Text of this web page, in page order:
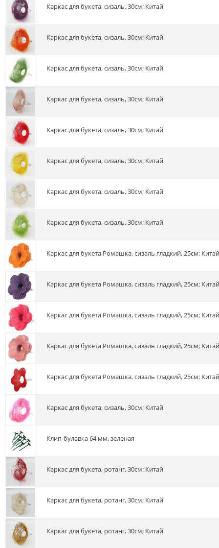
Каркас для букета, сизаль, 30см; Китай
Каркас для букета, сизаль, 30см; Китай
Каркас для букета, сизаль, 30см; Китай
Каркас для букета, сизаль, 30см; Китай
Каркас для букета, сизаль, 30см; Китай
Каркас для букета, сизаль, 30см; Китай
Каркас для букета, сизаль, 30см; Китай
Каркас для букета, сизаль, 30см; Китай
Каркас для букета Ромашка, сизаль гладкий, 25см; Китай
Каркас для букета Ромашка, сизаль гладкий, 25см; Китай
Каркас для букета Ромашка, сизаль гладкий, 25см; Китай
Каркас для букета Ромашка, сизаль гладкий, 25см; Китай
Каркас для букета Ромашка, сизаль гладкий, 25см; Китай
Каркас для букета, сизаль, 30см; Китай
Клип-булавка 64 мм, зеленая
Каркас для букета, ротанг, 30см; Китай
Каркас для букета, ротанг, 30см; Китай
Каркас для букета, ротанг, 30см; Китай